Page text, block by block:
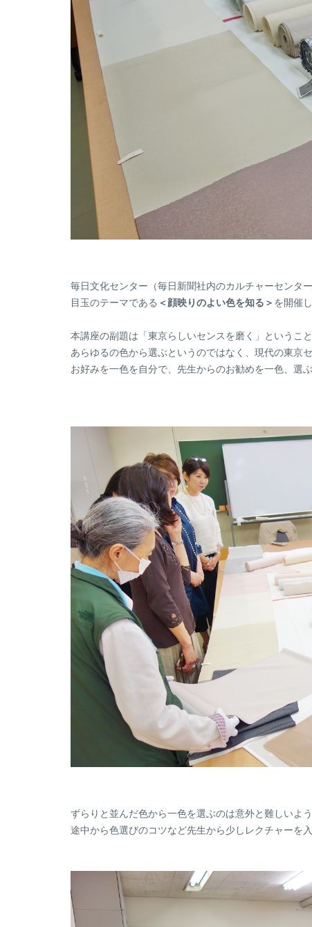
毎日文化センター（毎日新聞社内のカルチャーセンタ
目玉のテーマである ＜顔映りのよい色を知る＞ を開催
本講座の副題は「東京らしいセンスを磨く」というこ
あらゆるの色から選ぶというのではなく、現代の東京
お好みを一色を自分で、先生からのお勧めを一色、選ぶ
ずらりと並んだ色から一色を選ぶのは意外と難しいよ
途中から色選びのコツなど先生から少しレクチャーを